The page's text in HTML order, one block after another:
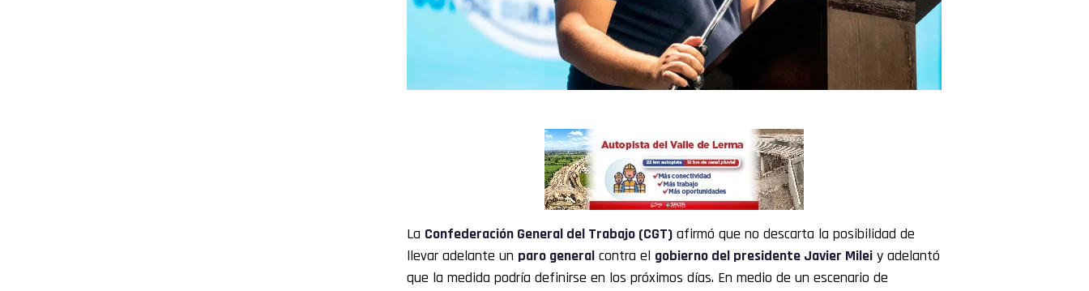
La Confederación General del Trabajo (CGT) afirmó que no descarta la posibilidad de
llevar adelante un paro general contra el gobierno del presidente Javier Milei y adelantó
que la medida podría definirse en los próximos días. En medio de un escenario de